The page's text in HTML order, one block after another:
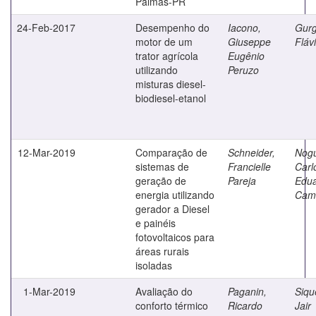
24-Feb-2017
Desempenho do
motor de um
trator agrícola
utilizando
misturas diesel-
biodiesel-etanol
Iacono,
Giuseppe
Eugênio
Peruzo
12-Mar-2019
Comparação de
sistemas de
geração de
energia utilizando
gerador a Diesel
e painéis
fotovoltaicos para
áreas rurais
isoladas
Schneider,
Francielle
Pareja
1-Mar-2019
Avaliação do
conforto térmico
Paganin,
Ricardo
Jair